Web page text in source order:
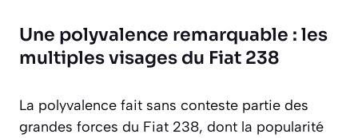
Une polyvalence remarquable : les
multiples visages du Fiat 238
La polyvalence fait sans conteste partie des
grandes forces du Fiat 238, dont la popularité